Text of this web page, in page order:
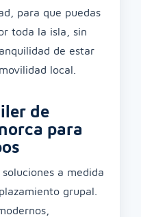
para que puedas
toda la isla, sin
de estar
local.
de
para
a medida
grupal.